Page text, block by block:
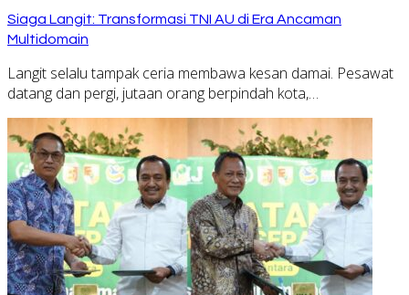
Siaga Langit: Transformasi TNI AU di Era Ancaman
Multidomain
Langit selalu tampak ceria membawa kesan damai. Pesawat
datang dan pergi, jutaan orang berpindah kota,…